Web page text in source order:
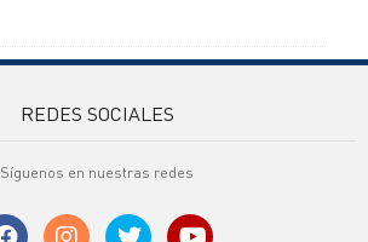
REDES SOCIALES
Síguenos en nuestras redes